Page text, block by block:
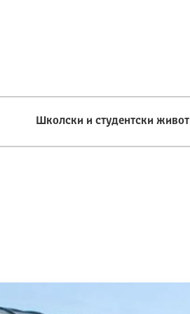
Школски и студентски живот